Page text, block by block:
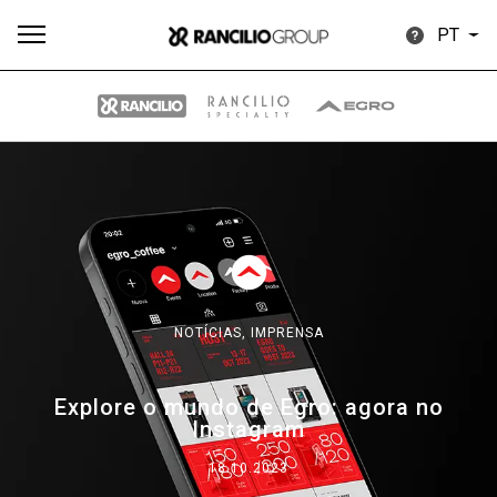
PT
NOTÍCIAS, IMPRENSA
Explore o mundo de Egro: agora no
Instagram
18.10.2023
Produtos Notícias
Our brands